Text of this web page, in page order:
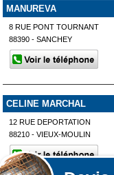
MANUREVA
8 RUE PONT TOURNANT
88390 - SANCHEY
CELINE MARCHAL
12 RUE DEPORTATION
88210 - VIEUX-MOULIN